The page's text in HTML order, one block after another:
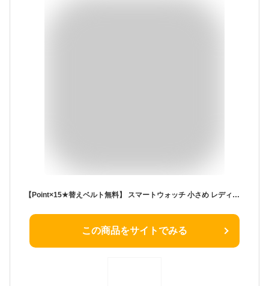
【Point×15★替えベルト無料】 スマートウォッチ 小さめ レディース 丸型 日本製センサー 通話機能 音声アシスタント android対応 iphone対応 着信通知 24時間健康管理 電卓 曲面 レディース腕時計 音楽再生 バイブレーションアラーム 軽量 アンドロイド 誕生日プレゼント
この商品をサイトでみる